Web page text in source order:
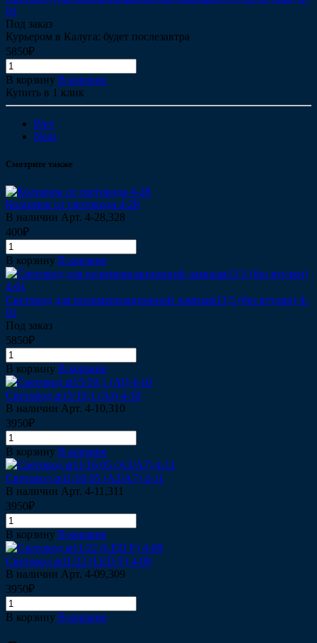
01
Под заказ
Курьером в Калуга: будет послезавтра
5850₽
В корзину В корзине
Купить в 1 клик
Prev
Next
Смотрите также
Колпачок от световода 4-28
В наличии Арт. 4-28,328
400₽
В корзину В корзине
Световод для полимеризационной лампы⌀13,5 (без втулки) 4-
01
Под заказ
5850₽
В корзину В корзине
Световод ⌀15/19,1 (AI) 4-10
В наличии Арт. 4-10,310
3950₽
В корзину В корзине
Световод ⌀11/16,05 (A3/A7) 4-11
В наличии Арт. 4-11,311
3950₽
В корзину В корзине
Световод ⌀11/22 (LED F) 4-09
В наличии Арт. 4-09,309
3950₽
В корзину В корзине